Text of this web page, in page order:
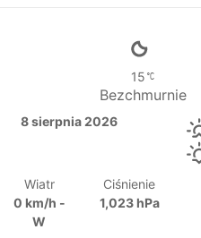
15
Bezchmurnie
8 sierpnia 2026
Wiatr
0 km/h -
W
Ciśnienie
1,023 hPa